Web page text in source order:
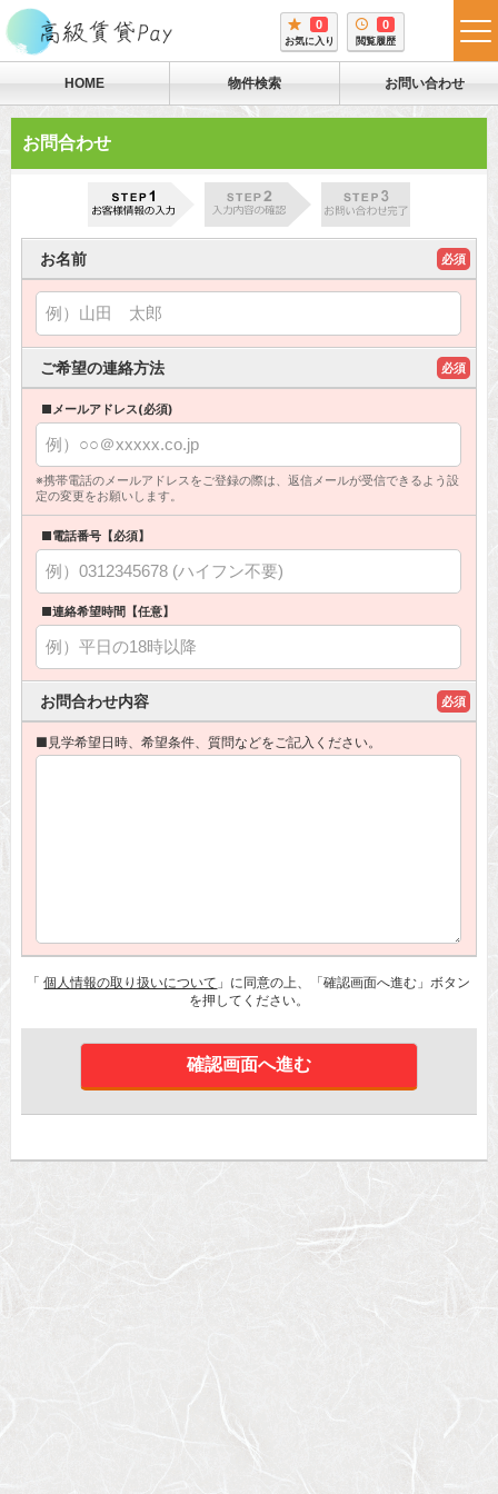
0
お気に入り
0
閲覧履歴
HOME 物件検索 お問い合わせ
お問合わせ
お名前 必須
ご希望の連絡方法 必須
■メールアドレス(必須)
※携帯電話のメールアドレスをご登録の際は、返信メールが受信できるよう設
定の変更をお願いします。
■電話番号【必須】
■連絡希望時間【任意】
お問合わせ内容 必須
■見学希望日時、希望条件、質問などをご記入ください。
「個人情報の取り扱いについて 」に同意の上、「確認画面へ進む」ボタン
を押してください。